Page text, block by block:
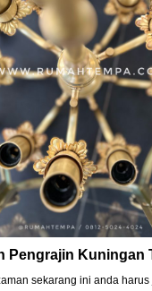
Pengrajin Kuningan
sekarang ini anda